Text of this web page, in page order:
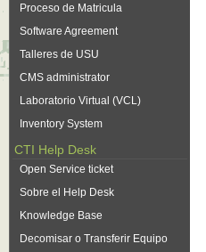
Proceso de Matricula
Software Agreement
Talleres de USU
CMS administrator
Laboratorio Virtual (VCL)
Inventory System
CTI Help Desk
Open Service ticket
Sobre el Help Desk
Knowledge Base
Decomisar o Transferir Equipo